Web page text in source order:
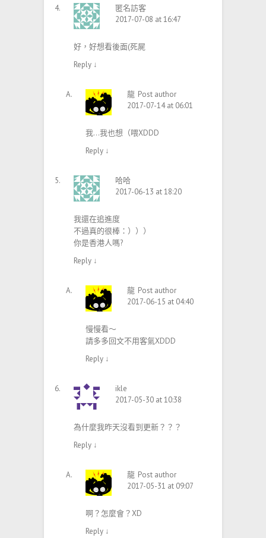
匿名訪客
2017-07-08 at 16:47
好，好想看後面(死屍
Reply ↓
龍 Post author
2017-07-14 at 06:01
我…我也想（喂XDDD
Reply ↓
哈哈
2017-06-13 at 18:20
我還在追進度
不過真的很棒：）））
你是香港人嗎?
Reply ↓
龍 Post author
2017-06-15 at 04:40
慢慢看～
請多多回文不用客氣XDDD
Reply ↓
ikle
2017-05-30 at 10:38
為什麼我昨天沒看到更新？？？
Reply ↓
龍 Post author
2017-05-31 at 09:07
啊？怎麼會？XD
Reply ↓